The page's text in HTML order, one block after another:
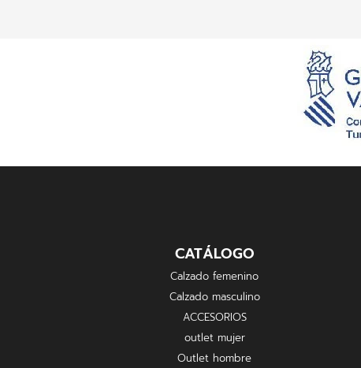
CATÁLOGO
Calzado femenino
Calzado masculino
ACCESORIOS
outlet mujer
Outlet hombre